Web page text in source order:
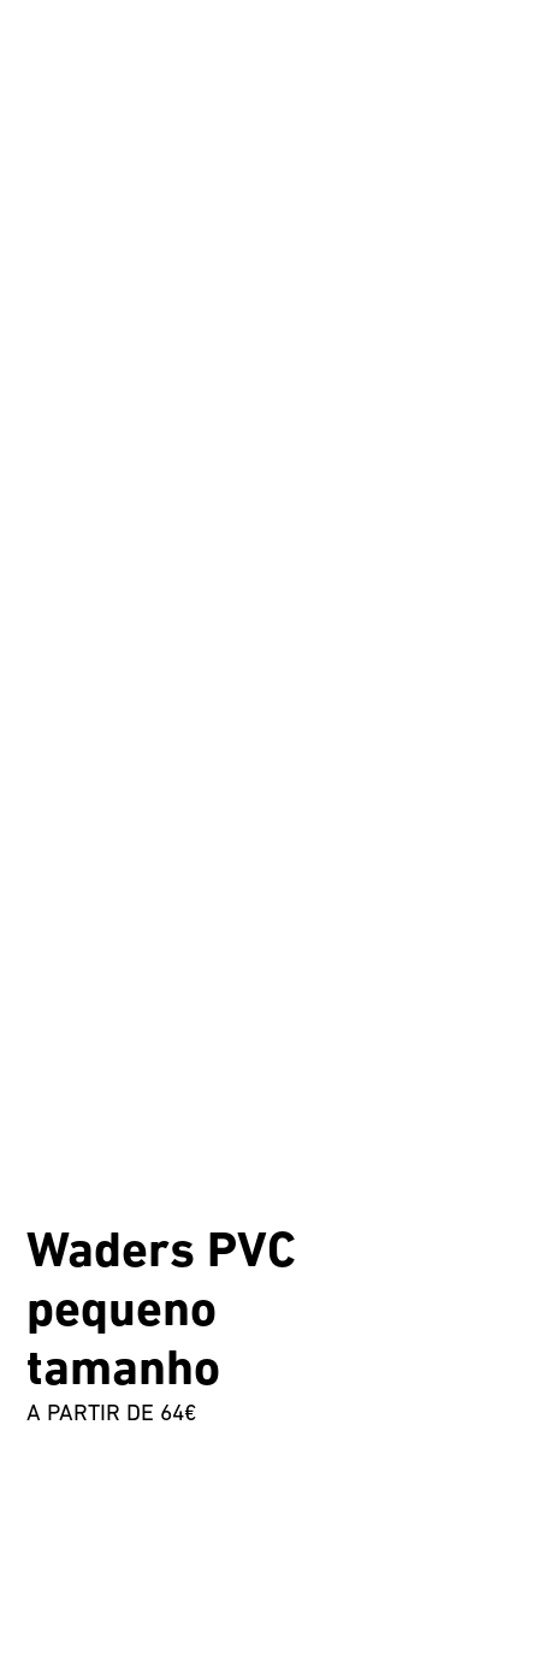
Waders PVC
pequeno
tamanho
A PARTIR DE 64€